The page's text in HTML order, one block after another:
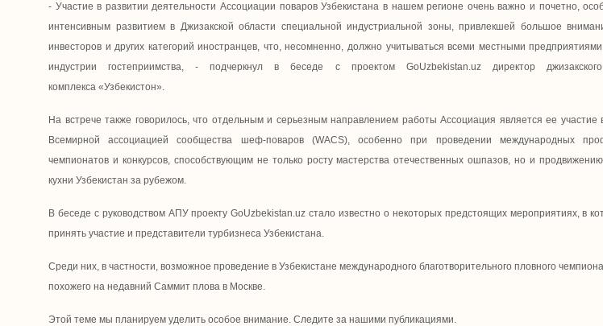
- Участие в развитии деятельности Ассоциации поваров Узбекистана в нашем регионе очень важно и почетно,
интенсивным развитием в Джизакской области специальной индустриальной зоны, привлекшей большое
инвесторов и других категорий иностранцев, что, несомненно, должно учитываться всеми местными
индустрии гостеприимства, - подчеркнул в беседе с проектом GoUzbekistan.uz директор джизакского
комплекса «Узбекистон».
На встрече также говорилось, что отдельным и серьезным направлением работы Ассоциация является ее участие
Всемирной ассоциацией сообщества шеф-поваров (WACS), особенно при проведении международных
чемпионатов и конкурсов, способствующим не только росту мастерства отечественных ошпазов, но и
кухни Узбекистан за рубежом.
В беседе с руководством АПУ проекту GoUzbekistan.uz стало известно о некоторых предстоящих мероприятиях, в
принять участие и представители турбизнеса Узбекистана.
Среди них, в частности, возможное проведение в Узбекистане международного благотворительного пловного
похожего на недавний Саммит плова в Москве.
Этой теме мы планируем уделить особое внимание. Следите за нашими публикациями.